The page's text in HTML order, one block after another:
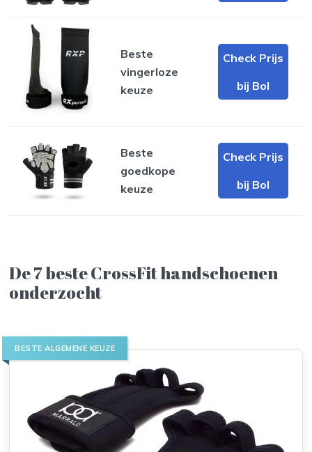
Beste
vingerloze
keuze
Check Prijs
bij Bol
Beste
goedkope
keuze
Check Prijs
bij Bol
De 7 beste CrossFit handschoenen
onderzocht
BESTE ALGEMENE KEUZE